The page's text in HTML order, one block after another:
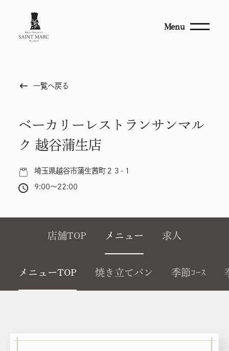
Menu
keyboard_backspace 一覧へ戻る
ベーカリーレストランサンマル
ク 越谷蒲生店
埼玉県越谷市蒲生茜町２３-１
9:00～22:00
店舗TOP メニュー 求人
メニューTOP 焼き立てパン 季節ｺｰｽ